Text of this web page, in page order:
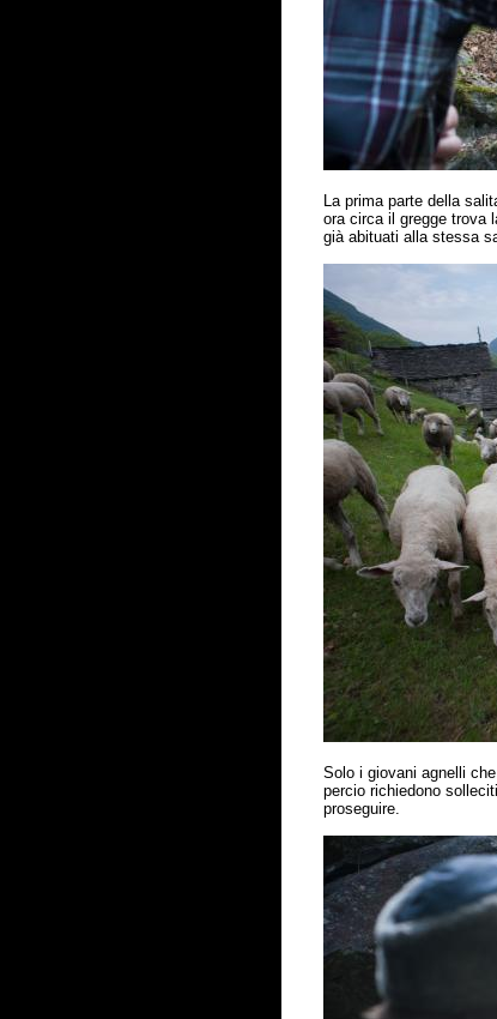
La prima parte della
ora circa il gregge trova
giàabituati alla stessa
Solo i giovani agnelli
percio richiedono
proseguire.